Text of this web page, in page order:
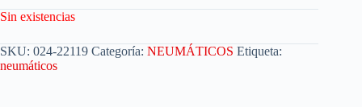
Sin existencias
SKU: 024-22119 Categoría: NEUMÁTICOS Etiqueta:
neumáticos